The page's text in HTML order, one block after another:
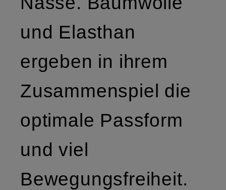
und Elasthan
ergeben in ihrem
Zusammenspiel die
optimale Passform
und viel
Bewegungsfreiheit.